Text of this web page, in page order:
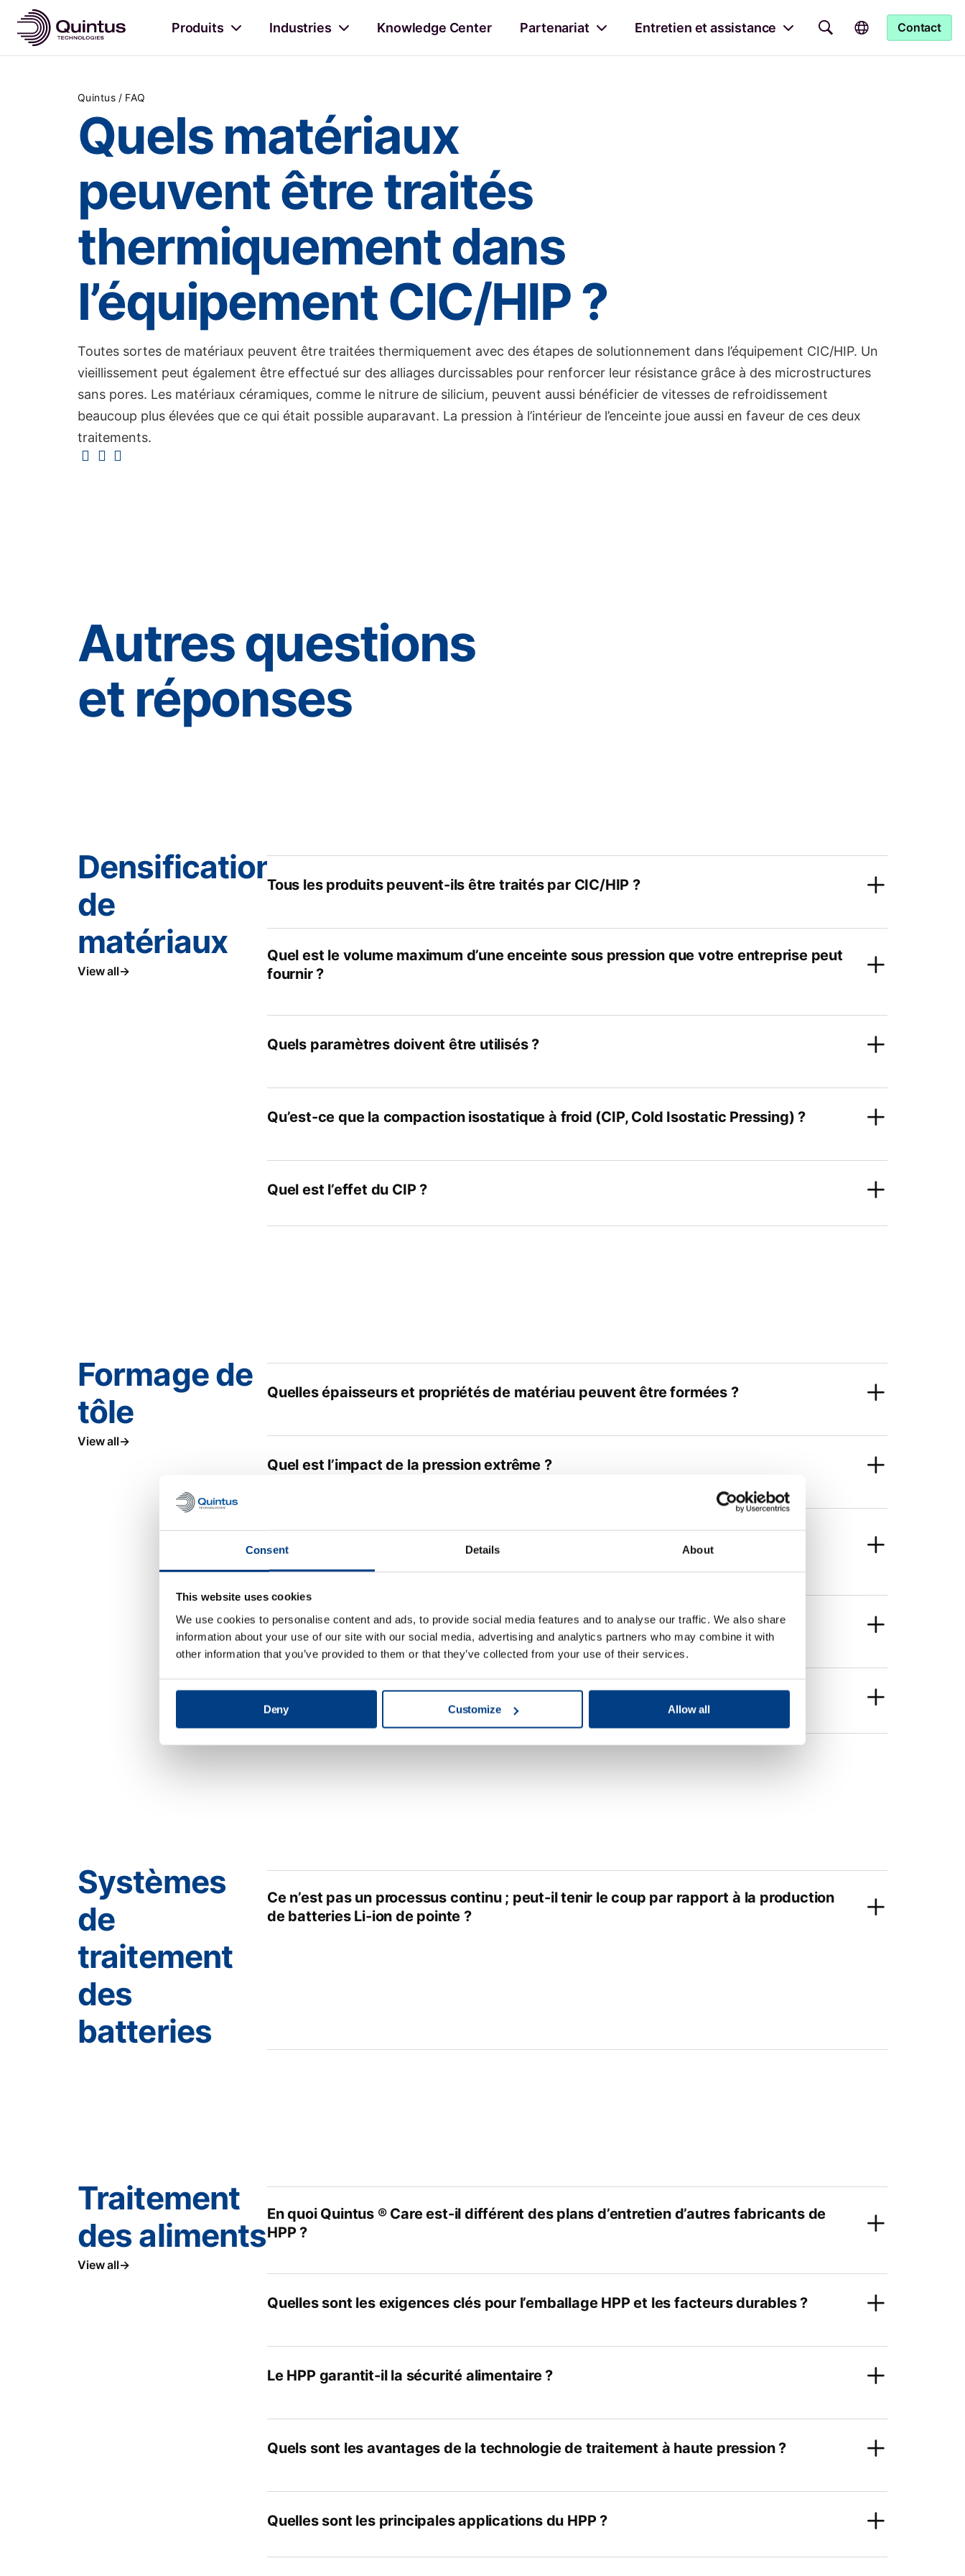
Consent Details About
This website uses cookies
We use cookies to personalise content and ads, to provide social media features and to analyse our traffic. We also share
information about your use of our site with our social media, advertising and analytics partners who may combine it with
other information that you’ve provided to them or that they’ve collected from your use of their services.
Deny Customize Allow all
Produits Industries Knowledge Center Partenariat Entretien et assistance Contact
Quintus / FAQ
Quels matériaux
peuvent être traités
thermiquement dans
l’équipement CIC/HIP ?
Toutes sortes de matériaux peuvent être traitées thermiquement avec des étapes de solutionnement dans l’équipement CIC/HIP. Un
vieillissement peut également être effectué sur des alliages durcissables pour renforcer leur résistance grâce à des microstructures
sans pores. Les matériaux céramiques, comme le nitrure de silicium, peuvent aussi bénéficier de vitesses de refroidissement
beaucoup plus élevées que ce qui était possible auparavant. La pression à l’intérieur de l’enceinte joue aussi en faveur de ces deux
traitements.
Autres questions
et réponses
Densification
de
matériaux
View all
Tous les produits peuvent-ils être traités par CIC/HIP ?
Quel est le volume maximum d’une enceinte sous pression que votre entreprise peut
fournir ?
Quels paramètres doivent être utilisés ?
Qu’est-ce que la compaction isostatique à froid (CIP, Cold Isostatic Pressing) ?
Quel est l’effet du CIP ?
Formage de
tôle
View all
Quelles épaisseurs et propriétés de matériau peuvent être formées ?
Quel est l’impact de la pression extrême ?
Quel est l’avantage de la technologie de presse à cellule fluide par rapport à la
presse à tampon de caoutchouc (Guerin) ?
Lorsque le diaphragme casse, qu’est-ce qui se passe ?
Quelle est la durée de vie habituelle du diaphragme ?
Systèmes
de
traitement
des
batteries
Ce n’est pas un processus continu ; peut-il tenir le coup par rapport à la production
de batteries Li-ion de pointe ?
Traitement
des aliments
View all
En quoi Quintus ® Care est-il différent des plans d’entretien d’autres fabricants de
HPP ?
Quelles sont les exigences clés pour l’emballage HPP et les facteurs durables ?
Le HPP garantit-il la sécurité alimentaire ?
Quels sont les avantages de la technologie de traitement à haute pression ?
Quelles sont les principales applications du HPP ?